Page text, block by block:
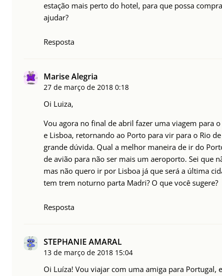
estação mais perto do hotel, para que possa
ajudar?
Resposta
Marise Alegria
27 de março de 2018 0:18
Oi Luiza,
Vou agora no final de abril fazer uma viagem para
e Lisboa, retornando ao Porto para vir para o Rio
grande dúvida. Qual a melhor maneira de ir do
de avião para não ser mais um aeroporto. Sei que
mas não quero ir por Lisboa já que será a última
tem trem noturno parta Madri? O que você sugere?
Resposta
STEPHANIE AMARAL
13 de março de 2018 15:04
Oi Luíza! Vou viajar com uma amiga para Portugal,